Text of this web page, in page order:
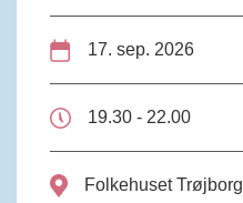
17. sep. 2026
19.30 - 22.00
Folkehuset Trøjborg